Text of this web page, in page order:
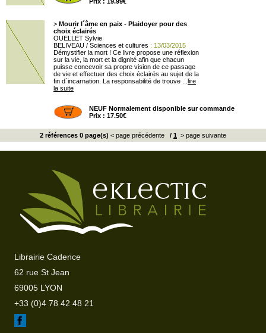
> Mourir l´âme en paix - Plaidoyer pour des
choix éclairés
OUELLET Sylvie
BELIVEAU / Sciences et cultures : 13/03/2015
Démystifier la mort ! Ce livre propose une réflexion
sur la vie, la mort et la dignité afin que chacun
puisse concevoir sa propre vision de ce passage
de vie et effectuer des choix éclairés au sujet de la
fin d´incarnation. La responsabilité de trouve ... lire
la suite
NEUF Normalement disponible sur commande
Prix : 17.50€
2 références 0 page(s) < page précédente / 1 > page suivante
Librairie Cadence
62 rue St Jean
69005 LYON
+33 (0)4 78 42 48 21